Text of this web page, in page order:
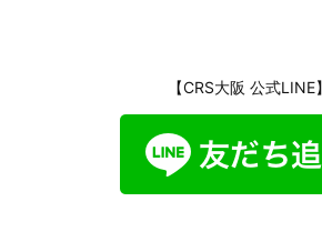
【CRS大阪 公式LINE】